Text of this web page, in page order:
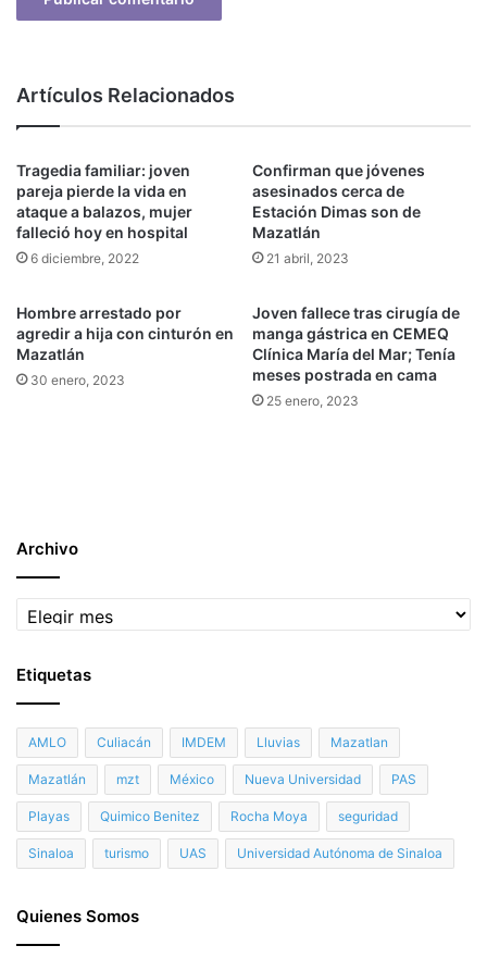
Artículos Relacionados
Tragedia familiar: joven
pareja pierde la vida en
ataque a balazos, mujer
falleció hoy en hospital
6 diciembre, 2022
Confirman que jóvenes
asesinados cerca de
Estación Dimas son de
Mazatlán
21 abril, 2023
Hombre arrestado por
agredir a hija con cinturón en
Mazatlán
30 enero, 2023
Joven fallece tras cirugía de
manga gástrica en CEMEQ
Clínica María del Mar; Tenía
meses postrada en cama
25 enero, 2023
Archivo
Archivo
Etiquetas
AMLO Culiacán IMDEM Lluvias Mazatlan
Mazatlán mzt México Nueva Universidad PAS
Playas Quimico Benitez Rocha Moya seguridad
Sinaloa turismo UAS Universidad Autónoma de Sinaloa
Quienes Somos